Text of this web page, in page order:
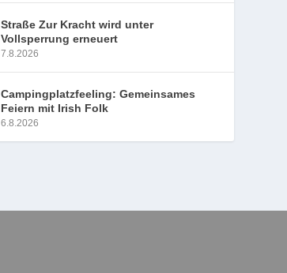
Straße Zur Kracht wird unter
Vollsperrung erneuert
7.8.2026
Campingplatzfeeling: Gemeinsames
Feiern mit Irish Folk
6.8.2026